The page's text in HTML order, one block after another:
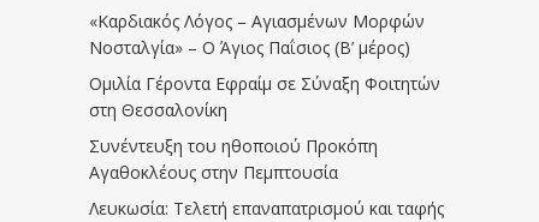
«Καρδιακός Λόγος – Αγιασμένων Μορφών
Νοσταλγία» – Ο Άγιος Παΐσιος (Β’ μέρος)
Ομιλία Γέροντα Εφραίμ σε Σύναξη Φοιτητών
στη Θεσσαλονίκη
Συνέντευξη του ηθοποιού Προκόπη
Αγαθοκλέους στην Πεμπτουσία
Λευκωσία: Τελετή επαναπατρισμού και ταφής